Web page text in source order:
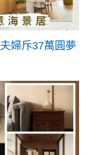
婦斥37萬圓夢